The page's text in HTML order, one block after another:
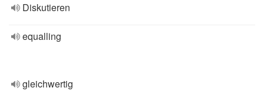
Diskutieren
equalling
gleichwertig